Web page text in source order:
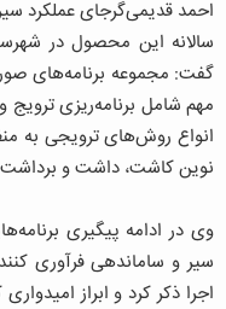
گفت: مجموعه برنامه‌های
مهم شامل برنامه‌ریزی ترویج
انواع روش‌های ترویجی به
نوین کاشت، داشت و
وی در ادامه پیگیری
سیر و ساماندهی فرآوری
اجرا ذکر کرد و ابراز